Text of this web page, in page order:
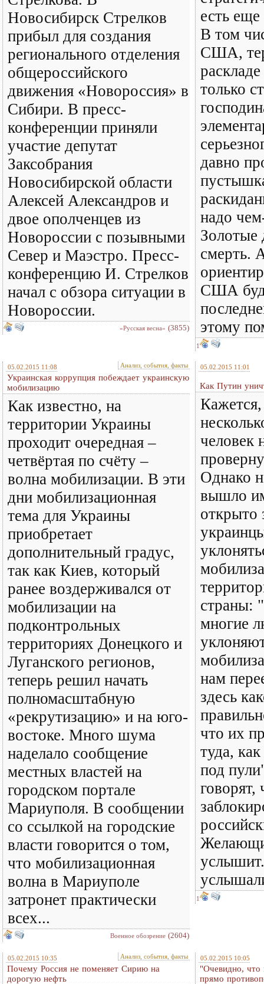
Новосибирск Стрелков
прибыл для создания
регионального отделения
общероссийского
движения «Новороссия» в
Сибири. В пресс-
конференции приняли
участие депутат
Заксобрания
Новосибирской области
Алексей Александров и
двое ополченцев из
Новороссии с позывными
Север и Маэстро. Пресс-
конференцию И. Стрелков
начал с обзора ситуации в
Новороссии.
«Русская весна» (3855)
есть
В том
США,
только
давно
надо
смерть.
США
этому
1
05.02.2015 11:08 Анализ, события, факты
Украинская коррупция побеждает украинскую
мобилизацию
Как известно, на
территории Украины
проходит очередная –
четвёртая по счёту –
волна мобилизации. В эти
дни мобилизационная
тема для Украины
приобретает
дополнительный градус,
так как Киев, который
ранее воздерживался от
мобилизации на
подконтрольных
территориях Донецкого и
Луганского регионов,
теперь решил начать
полномасштабную
«рекрутизацию» и на юго-
востоке. Много шума
наделало сообщение
местных властей на
городском портале
Мариуполя. В сообщении
со ссылкой на городские
власти говорится о том,
что мобилизационная
волна в Мариуполе
затронет практически
всех...
Военное обозрение (2604)
05.02.2015 11:01
Как Путин
человек
Однако
вышло
открыто
страны:
многие
нам
здесь
что их
туда,
под
говорят,
1
05.02.2015 10:35 Анализ, события, факты
Почему Россия не поменяет Сирию на
дорогую нефть
05.02.2015 10:05
"Очевидно, что
прямо